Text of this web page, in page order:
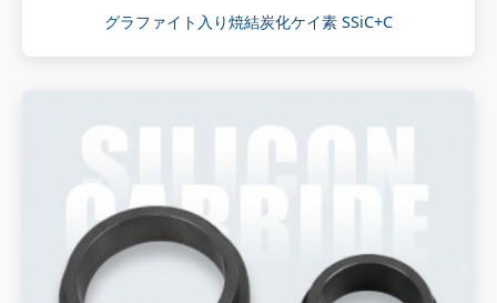
グラファイト入り焼結炭化ケイ素 SSiC+C